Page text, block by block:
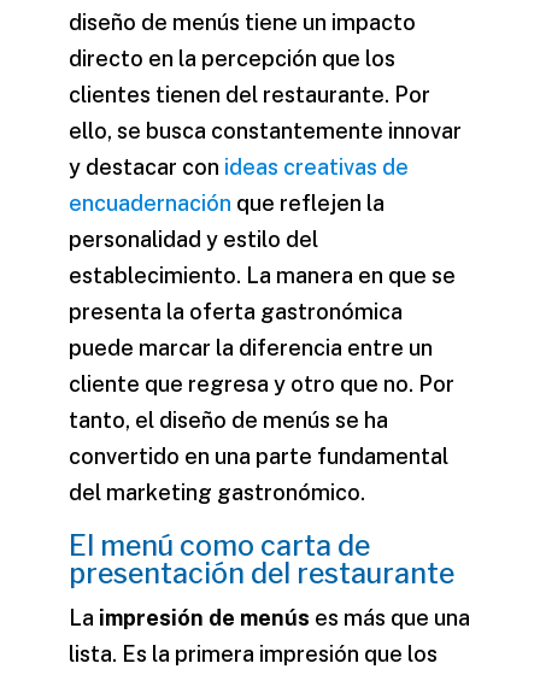
diseño de menús tiene un impacto
directo en la percepción que los
clientes tienen del restaurante. Por
ello, se busca constantemente innovar
y destacar con ideas creativas de
encuadernación que reflejen la
personalidad y estilo del
establecimiento. La manera en que se
presenta la oferta gastronómica
puede marcar la diferencia entre un
cliente que regresa y otro que no. Por
tanto, el diseño de menús se ha
convertido en una parte fundamental
del marketing gastronómico.
El menú como carta de
presentación del restaurante
La impresión de menús es más que una
lista. Es la primera impresión que los